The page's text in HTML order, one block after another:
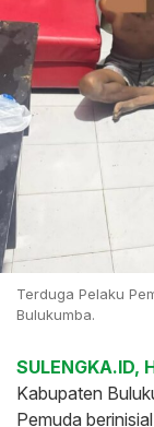
Terduga Pelaku
Bulukumba.
SULENGKA.ID,
Kabupaten
Pemuda